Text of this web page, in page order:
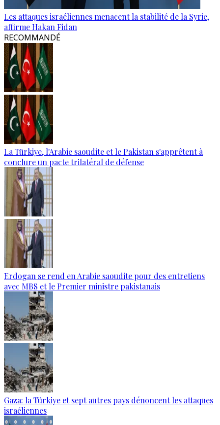
Les attaques israéliennes menacent la stabilité de la Syrie,
affirme Hakan Fidan
RECOMMANDÉ
La Türkiye, l'Arabie saoudite et le Pakistan s'apprêtent à
conclure un pacte trilatéral de défense
Erdogan se rend en Arabie saoudite pour des entretiens
avec MBS et le Premier ministre pakistanais
Gaza: la Türkiye et sept autres pays dénoncent les attaques
israéliennes